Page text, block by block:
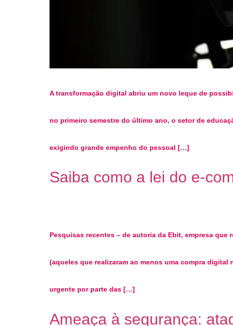
A transformação digital abriu um novo leque de
no primeiro semestre do último ano, o setor de
exigindo grande empenho do pessoal […]
Saiba como a lei do e-
Pesquisas recentes – de autoria da Ebit, empresa
(aqueles que realizaram ao menos uma compra
urgente por parte das […]
Ameaça à segurança: